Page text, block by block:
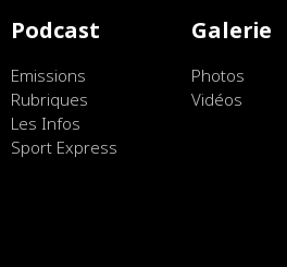
Podcast
Emissions
Rubriques
Les Infos
Sport Express
Galerie
Photos
Vidéos